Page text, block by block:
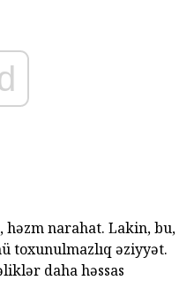
həzm narahat. Lakin, bu,
toxunulmazlıq əziyyət.
daha həssas